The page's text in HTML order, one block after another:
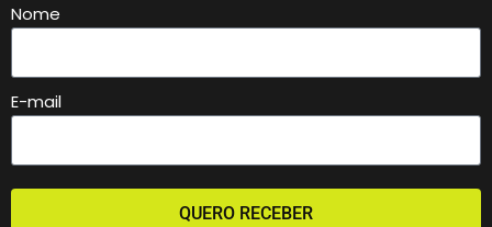
Nome
E-mail
QUERO RECEBER